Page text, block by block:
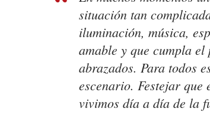
situación tan
iluminación, música,
amable y que cumpla
abrazados. Para todos
escenario. Festejar que
vivimos día a día de la